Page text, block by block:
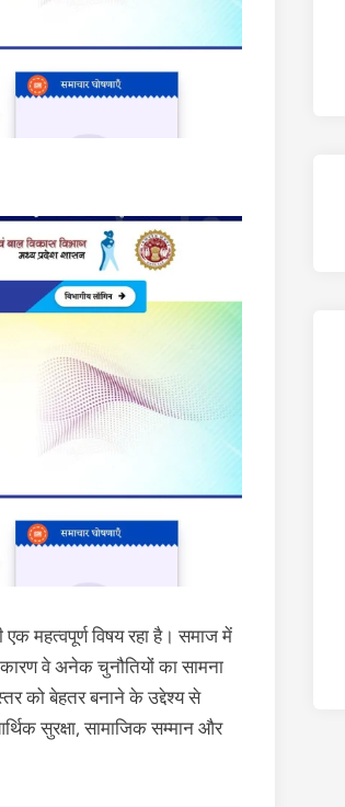
महत्वपूर्ण विषय रहा है। समाज में
वे अनेक चुनौतियों का सामना
को बेहतर बनाने के उद्देश्य से
सुरक्षा, सामाजिक सम्मान और